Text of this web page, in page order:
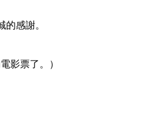
的感謝。
影票了。）